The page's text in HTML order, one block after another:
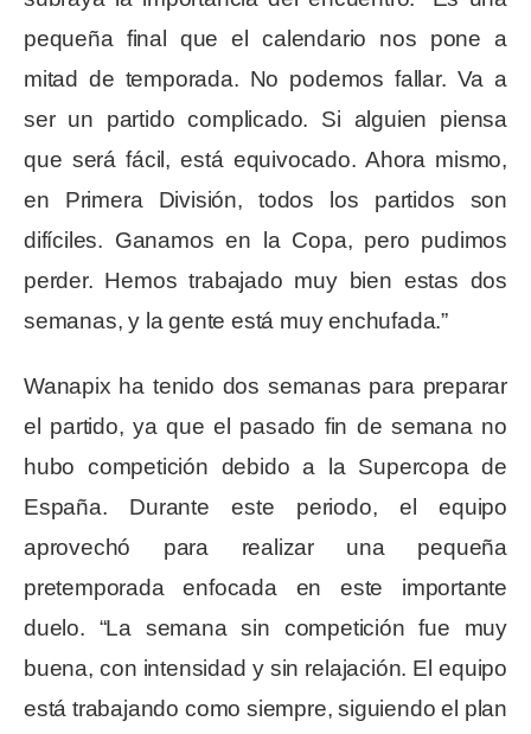
pequeña final que el calendario nos pone a
mitad de temporada. No podemos fallar. Va a
ser un partido complicado. Si alguien piensa
que será fácil, está equivocado. Ahora mismo,
en Primera División, todos los partidos son
difíciles. Ganamos en la Copa, pero pudimos
perder. Hemos trabajado muy bien estas dos
semanas, y la gente está muy enchufada.”
Wanapix ha tenido dos semanas para preparar
el partido, ya que el pasado fin de semana no
hubo competición debido a la Supercopa de
España. Durante este periodo, el equipo
aprovechó para realizar una pequeña
pretemporada enfocada en este importante
duelo. “La semana sin competición fue muy
buena, con intensidad y sin relajación. El equipo
está trabajando como siempre, siguiendo el plan